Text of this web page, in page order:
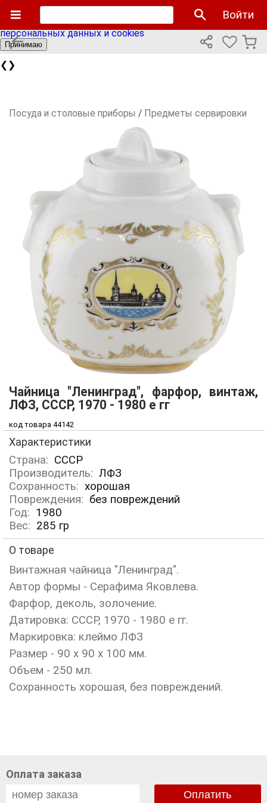
Мы используем cookies файлы для улучшения работы
сайта и персонализации. Продолжая пользоваться сайтом
вы соглашаетесь с нашейполитикой использования
персональных данных и cookies
Принимаю
❮ ❯
Войти
Посуда и столовые приборы / Предметы сервировки
Чайница "Ленинград", фарфор, винтаж,
ЛФЗ, СССР, 1970 - 1980 е гг
код товара 44142
Характеристики
Страна: СССР
Производитель: ЛФЗ
Сохранность: хорошая
Повреждения: без повреждений
Год: 1980
Вес: 285 гр
О товаре
Винтажная чайница "Ленинград".
Автор формы - Серафима Яковлева.
Фарфор, деколь, золочение.
Датировка: СССР, 1970 - 1980 е гг.
Маркировка: клеймо ЛФЗ
Размер - 90 х 90 х 100 мм.
Объем - 250 мл.
Сохранность хорошая, без повреждений.
Оплата заказа
Оплатить